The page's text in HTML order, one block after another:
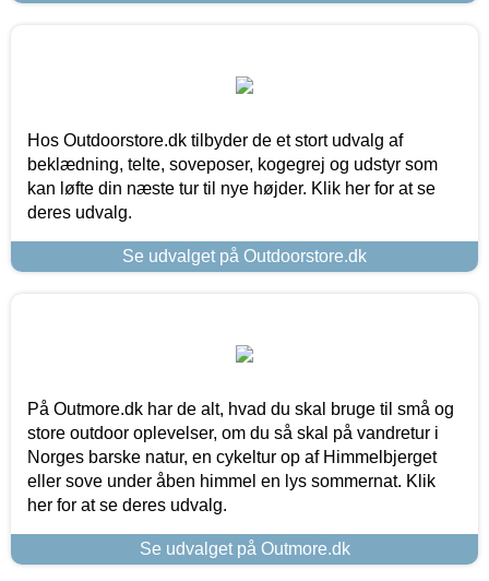
Hos Outdoorstore.dk tilbyder de et stort udvalg af
beklædning, telte, soveposer, kogegrej og udstyr som
kan løfte din næste tur til nye højder. Klik her for at se
deres udvalg.
Se udvalget på Outdoorstore.dk
På Outmore.dk har de alt, hvad du skal bruge til små og
store outdoor oplevelser, om du så skal på vandretur i
Norges barske natur, en cykeltur op af Himmelbjerget
eller sove under åben himmel en lys sommernat. Klik
her for at se deres udvalg.
Se udvalget på Outmore.dk